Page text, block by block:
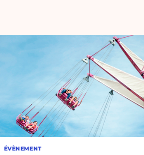
ÉVÈNEMENT